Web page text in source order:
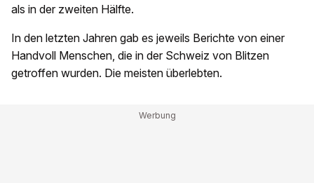
als in der zweiten Hälfte.
In den letzten Jahren gab es jeweils Berichte von einer
Handvoll Menschen, die in der Schweiz von Blitzen
getroffen wurden. Die meisten überlebten.